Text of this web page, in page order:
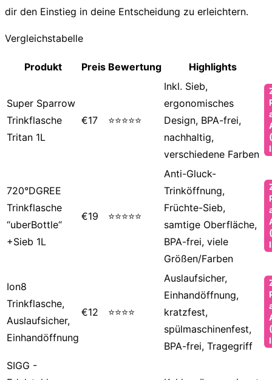
dir den Einstieg in deine Entscheidung zu erleichtern.
Vergleichstabelle
Produkt Preis Bewertung Highlights
Super Sparrow
Trinkflasche
Tritan 1L
€17 ⭐⭐⭐⭐⭐
Inkl. Sieb,
ergonomisches
Design, BPA-frei,
nachhaltig,
verschiedene Farben
720°DGREE
Trinkflasche
“uberBottle“
+Sieb 1L
€19 ⭐⭐⭐⭐⭐
Anti-Gluck-
Trinköffnung,
Früchte-Sieb,
samtige Oberfläche,
BPA-frei, viele
Größen/Farben
Ion8
Trinkflasche,
Auslaufsicher,
Einhandöffnung
€12 ⭐⭐⭐⭐
Auslaufsicher,
Einhandöffnung,
kratzfest,
spülmaschinenfest,
BPA-frei, Tragegriff
SIGG -